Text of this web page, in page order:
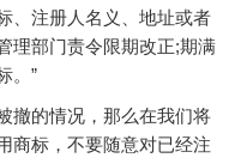
、注册人名义、地址或者
理部门责令限期改正;期满
。”
撤的情况，那么在我们将
商标，不要随意对已经注